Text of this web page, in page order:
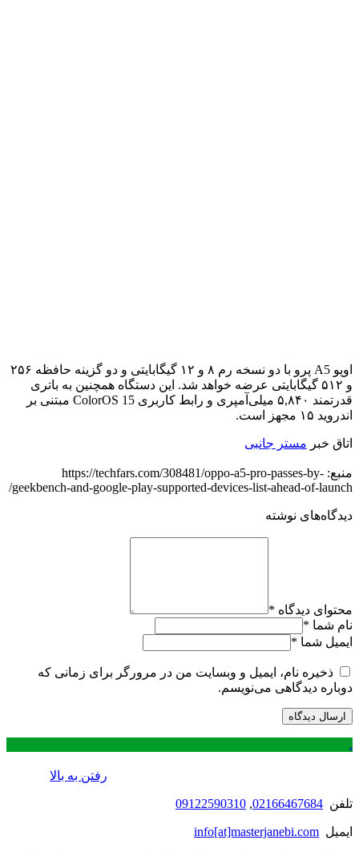
اوپو A5 پرو با دو نسخه رم ۸ و ۱۲ گیگابایتی و دو گزینه حافظه ۲۵۶
و ۵۱۲ گیگابایتی عرضه خواهد شد. این دستگاه همچنین به باتری
قدرتمند ۵,۸۴۰ میلی‌آمپری و رابط کاربری ColorOS 15 مبتنی بر
اندروید ۱۵ مجهز است.
اتاق خبر مستر جانبی
منبع: https://techfars.com/308481/oppo-a5-pro-passes-by-
geekbench-and-google-play-supported-devices-list-ahead-of-launch/
دیدگاه‌های نوشته
محتوای دیدگاه *
نام شما *
ایمیل شما *
ذخیره نام، ایمیل و وبسایت من در مرورگر برای زمانی که
دوباره دیدگاهی می‌نویسم.
.
رفتن به بالا
تلفن 02166467684
,
09122590310
ایمیل info[at]masterjanebi.com